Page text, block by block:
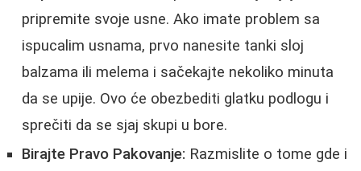
pripremite svoje usne. Ako imate problem sa
ispucalim usnama, prvo nanesite tanki sloj
balzama ili melema i sačekajte nekoliko minuta
da se upije. Ovo će obezbediti glatku podlogu i
sprečiti da se sjaj skupi u bore.
Birajte Pravo Pakovanje: Razmislite o tome gde i